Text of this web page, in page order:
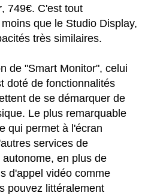
, 749€. C'est tout
que le Studio Display,
très similaires.
de "Smart Monitor", celui
doté de fonctionnalités
de se démarquer de
Le plus remarquable
qui permet à l'écran
services de
en plus de
d'appel vidéo comme
pouvez littéralement